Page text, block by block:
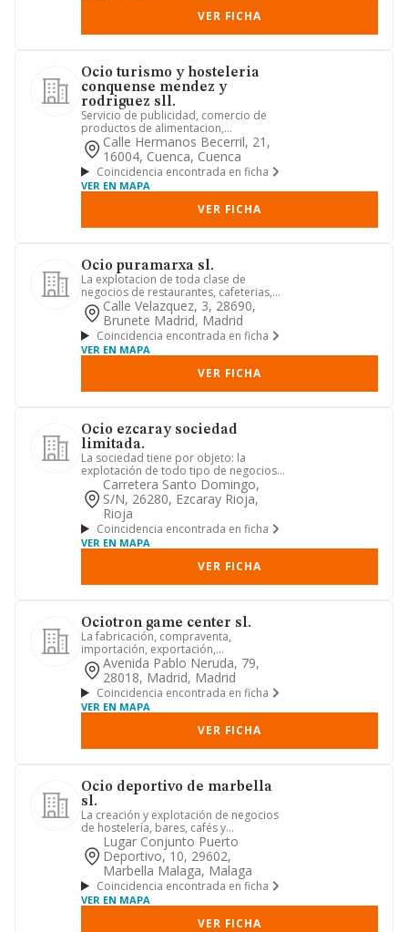
VER FICHA
Ocio turismo y hosteleria
conquense mendez y
rodriguez sll.
Servicio de publicidad, comercio de
productos de alimentacion,
organizacion de eventos y formacion,...
Calle Hermanos Becerril, 21,
16004, Cuenca, Cuenca
Coincidencia encontrada en ficha
VER EN MAPA
VER FICHA
Ocio puramarxa sl.
La explotacion de toda clase de
negocios de restaurantes, cafeterias,
bares, pubs, bares de copas, ...
Calle Velazquez, 3, 28690,
Brunete Madrid, Madrid
Coincidencia encontrada en ficha
VER EN MAPA
VER FICHA
Ocio ezcaray sociedad
limitada.
La sociedad tiene por objeto: la
explotación de todo tipo de negocios
de ocio, restauración, cafete...
Carretera Santo Domingo,
S/n, 26280, Ezcaray Rioja,
Rioja
Coincidencia encontrada en ficha
VER EN MAPA
VER FICHA
Ociotron game center sl.
La fabricación, compraventa,
importación, exportación,
comercialización y almacenamiento de
toda cl...
Avenida Pablo Neruda, 79,
28018, Madrid, Madrid
Coincidencia encontrada en ficha
VER EN MAPA
VER FICHA
Ocio deportivo de marbella
sl.
La creación y explotación de negocios
de hostelería, bares, cafés y
restaurantes en todas sus categ...
Lugar Conjunto Puerto
Deportivo, 10, 29602,
Marbella Malaga, Malaga
Coincidencia encontrada en ficha
VER EN MAPA
VER FICHA